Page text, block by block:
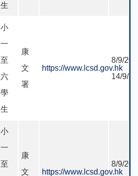
生
小
一
至
六
學
生
康
文
署
https://www.lcsd.gov.hk
8/9/
14/9/
小
一
至
康
文
https://www.lcsd.gov.hk
8/9/